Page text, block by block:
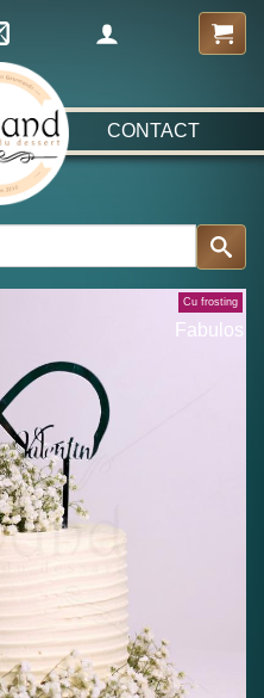
CONTACT
Cu frosting
Fabulos